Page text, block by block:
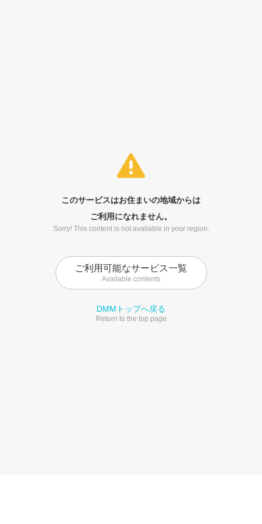
このサービスはお住まいの地域からは
ご利用になれません。
Sorry! This content is not available in your region.
ご利用可能なサービス一覧
Available contents
DMMトップへ戻る
Return to the top page